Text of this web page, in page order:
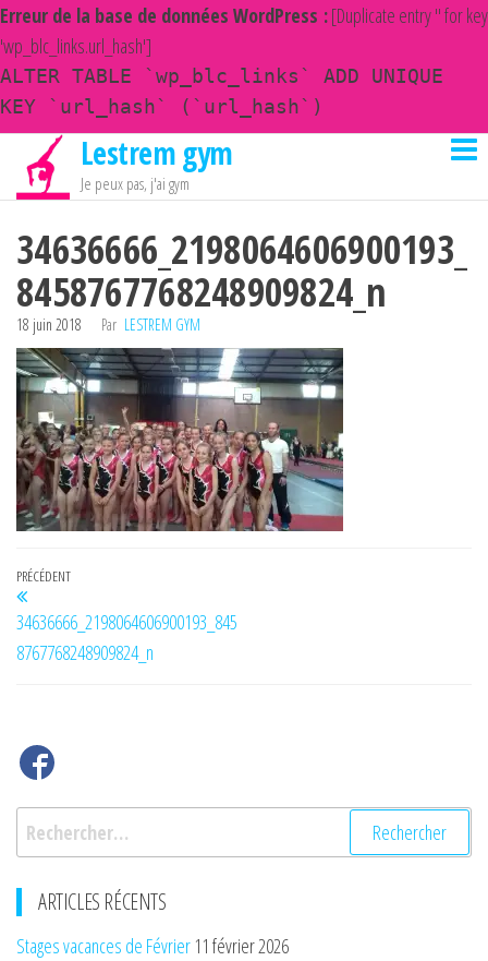
Erreur de la base de données WordPress :[Duplicate entry '' for key
'wp_blc_links.url_hash']
ALTER TABLE `wp_blc_links` ADD UNIQUE
KEY `url_hash` (`url_hash`)
Passer
contenu
Lestrem gym
Je peux pas, j'ai gym
34636666_2198064606900193_
8458767768248909824_n
18 juin 2018 Par LESTREM GYM
Navigation
de
l’article
Article
précédent
PRÉCÉDENT
34636666_2198064606900193_845
8767768248909824_n
Rechercher :
ARTICLES RÉCENTS
Stages vacances de Février 11 février 2026